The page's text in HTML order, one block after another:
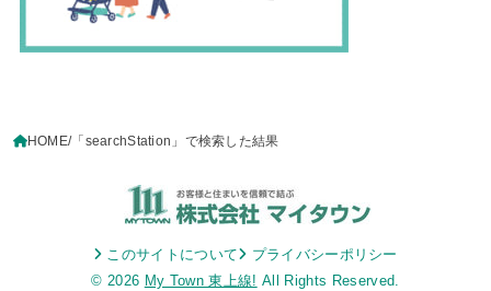
HOME 「searchStation」で検索した結果
このサイトについて
プライバシーポリシー
© 2026 My Town 東上線! All Rights Reserved.